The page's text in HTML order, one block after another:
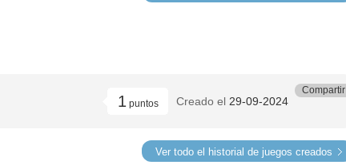
1puntos Creado el 29-09-2024
Compartir
Ver todo el historial de juegos creados